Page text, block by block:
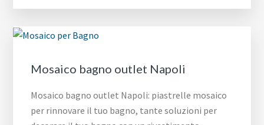
prezzi
Mosaico bagno outlet Napoli
Mosaico bagno outlet Napoli: piastrelle mosaico
per rinnovare il tuo bagno, tante soluzioni per